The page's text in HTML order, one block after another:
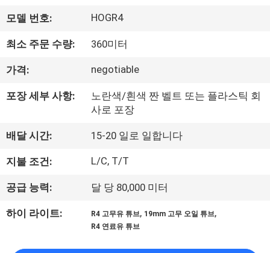
회
사
공
견
학
모델 번호: HOGR4
최소 주문 수량: 360미터
가격: negotiable
포장 세부 사항:
노란색/흰색 짠 벨트 또는 플라스틱 회
사로 포장
배달 시간: 15-20 일로 일합니다
지불 조건: L/C, T/T
공급 능력: 달 당 80,000 미터
하이 라이트: R4 고무유 튜브, 19mm 고무 오일 튜브,
R4 연료유 튜브